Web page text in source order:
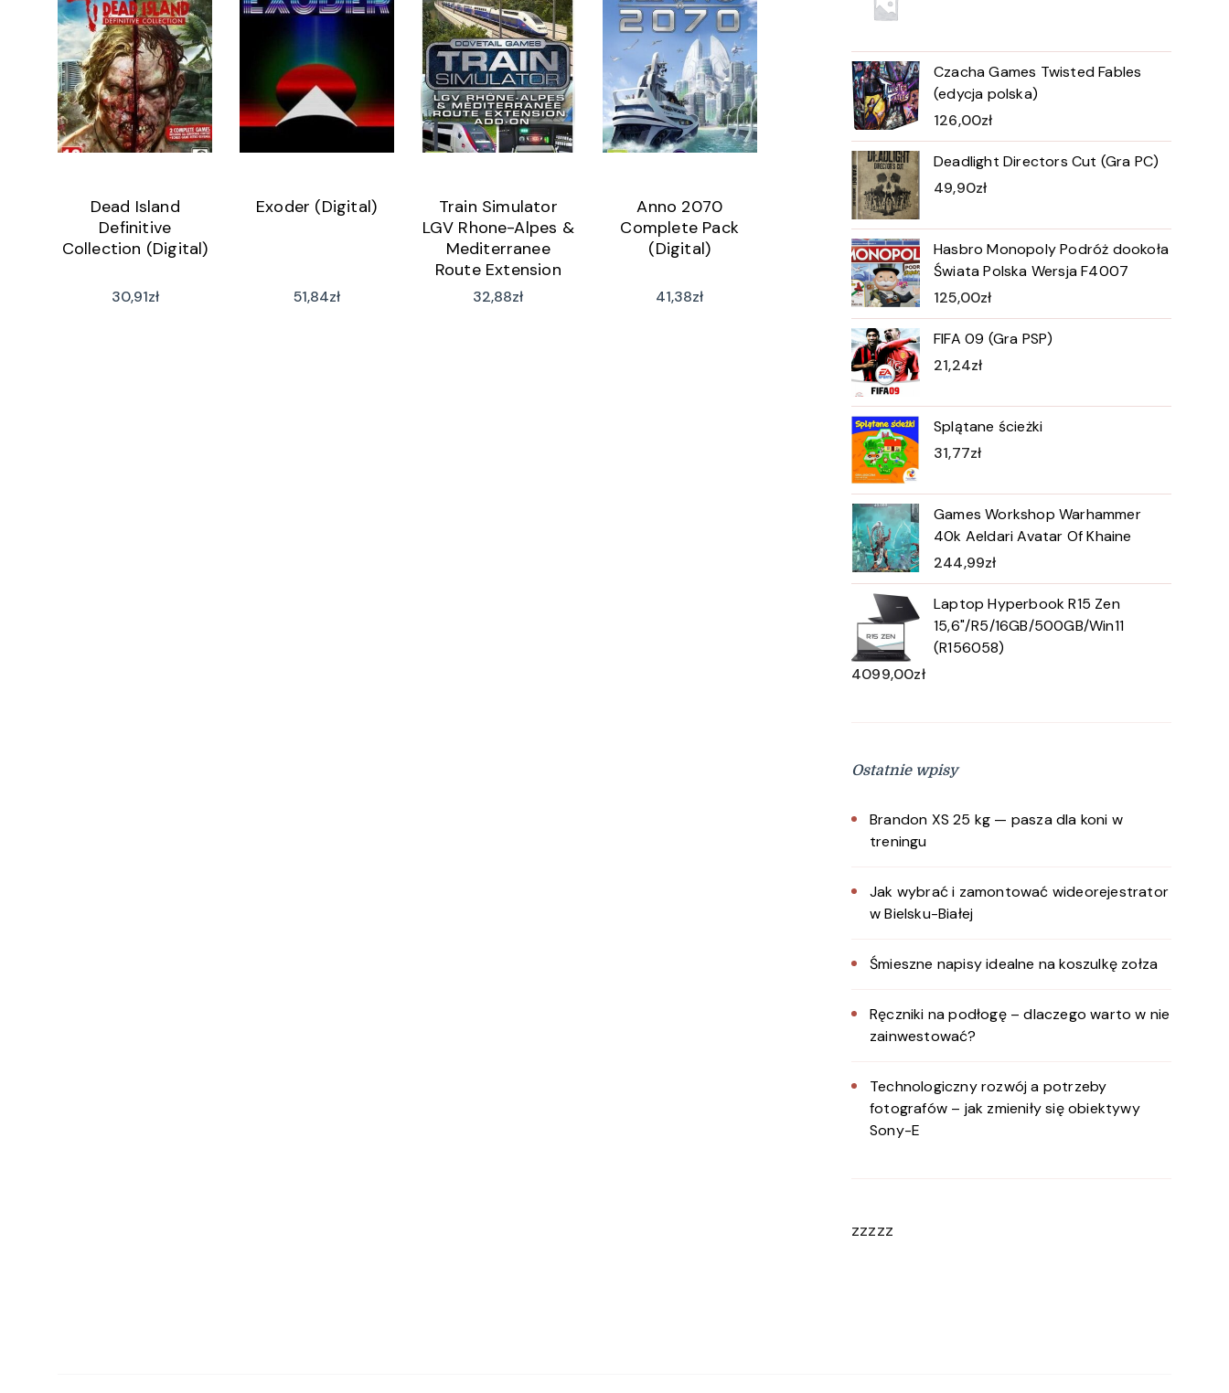
Dead Island
Definitive
Collection (Digital)
30,91zł
Exoder (Digital)
51,84zł
Train Simulator
LGV Rhone-Alpes &
Mediterranee
Route Extension
(Digital)
32,88zł
Anno 2070
Complete Pack
(Digital)
41,38zł
Czacha Games Twisted Fables
(edycja polska)
126,00zł
Deadlight Directors Cut (Gra PC)
49,90zł
Hasbro Monopoly Podróż dookoła
Świata Polska Wersja F4007
125,00zł
FIFA 09 (Gra PSP)
21,24zł
Splątane ścieżki
31,77zł
Games Workshop Warhammer
40k Aeldari Avatar Of Khaine
244,99zł
Laptop Hyperbook R15 Zen
15,6"/R5/16GB/500GB/Win11
(R156058)
4099,00zł
Ostatnie wpisy
Brandon XS 25 kg — pasza dla koni w
treningu
Jak wybrać i zamontować wideorejestrator
w Bielsku-Białej
Śmieszne napisy idealne na koszulkę zołza
Ręczniki na podłogę – dlaczego warto w nie
zainwestować?
Technologiczny rozwój a potrzeby
fotografów – jak zmieniły się obiektywy
Sony-E
zzzzz